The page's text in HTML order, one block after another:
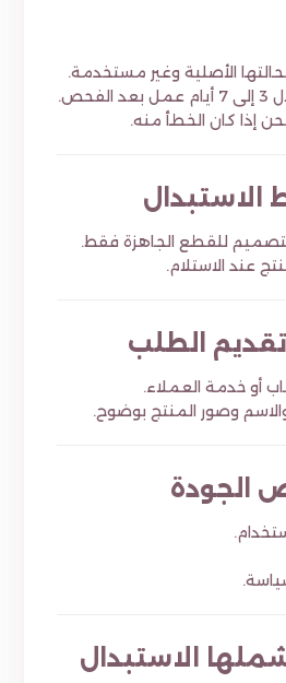
الأصلية وغير مستخدمة.
إذا كان الخطأ منه.
الاستبدال
للقطع الجاهزة فقط.
عند الاستلام.
تقديم الطلب
أو خدمة العملاء.
وصور المنتج بوضوح.
الجودة
الاستبدال